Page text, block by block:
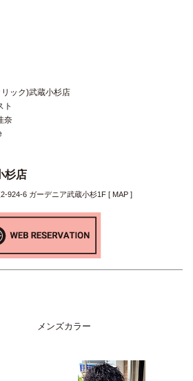
ック)武蔵小杉店
ト
奈
杉店
924-6 ガーデニア武蔵小杉1F [ MAP ]
メンズカラー